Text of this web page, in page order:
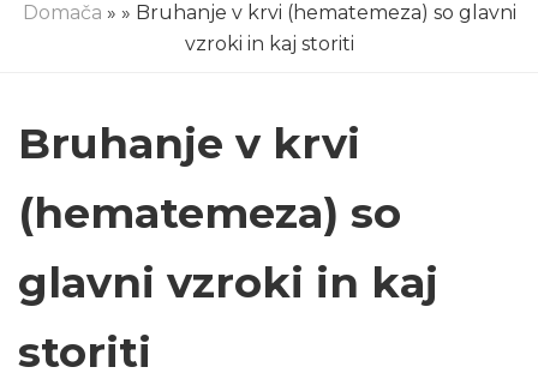
Domača » » Bruhanje v krvi (hematemeza) so glavni
vzroki in kaj storiti
Bruhanje v krvi
(hematemeza) so
glavni vzroki in kaj
storiti